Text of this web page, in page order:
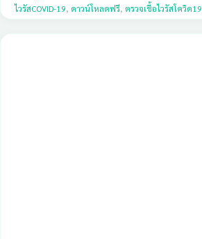
ไวรัสCOVID-19, ดาวน์โหลดฟรี, ตรวจเชื้อไวรัสโควิด19